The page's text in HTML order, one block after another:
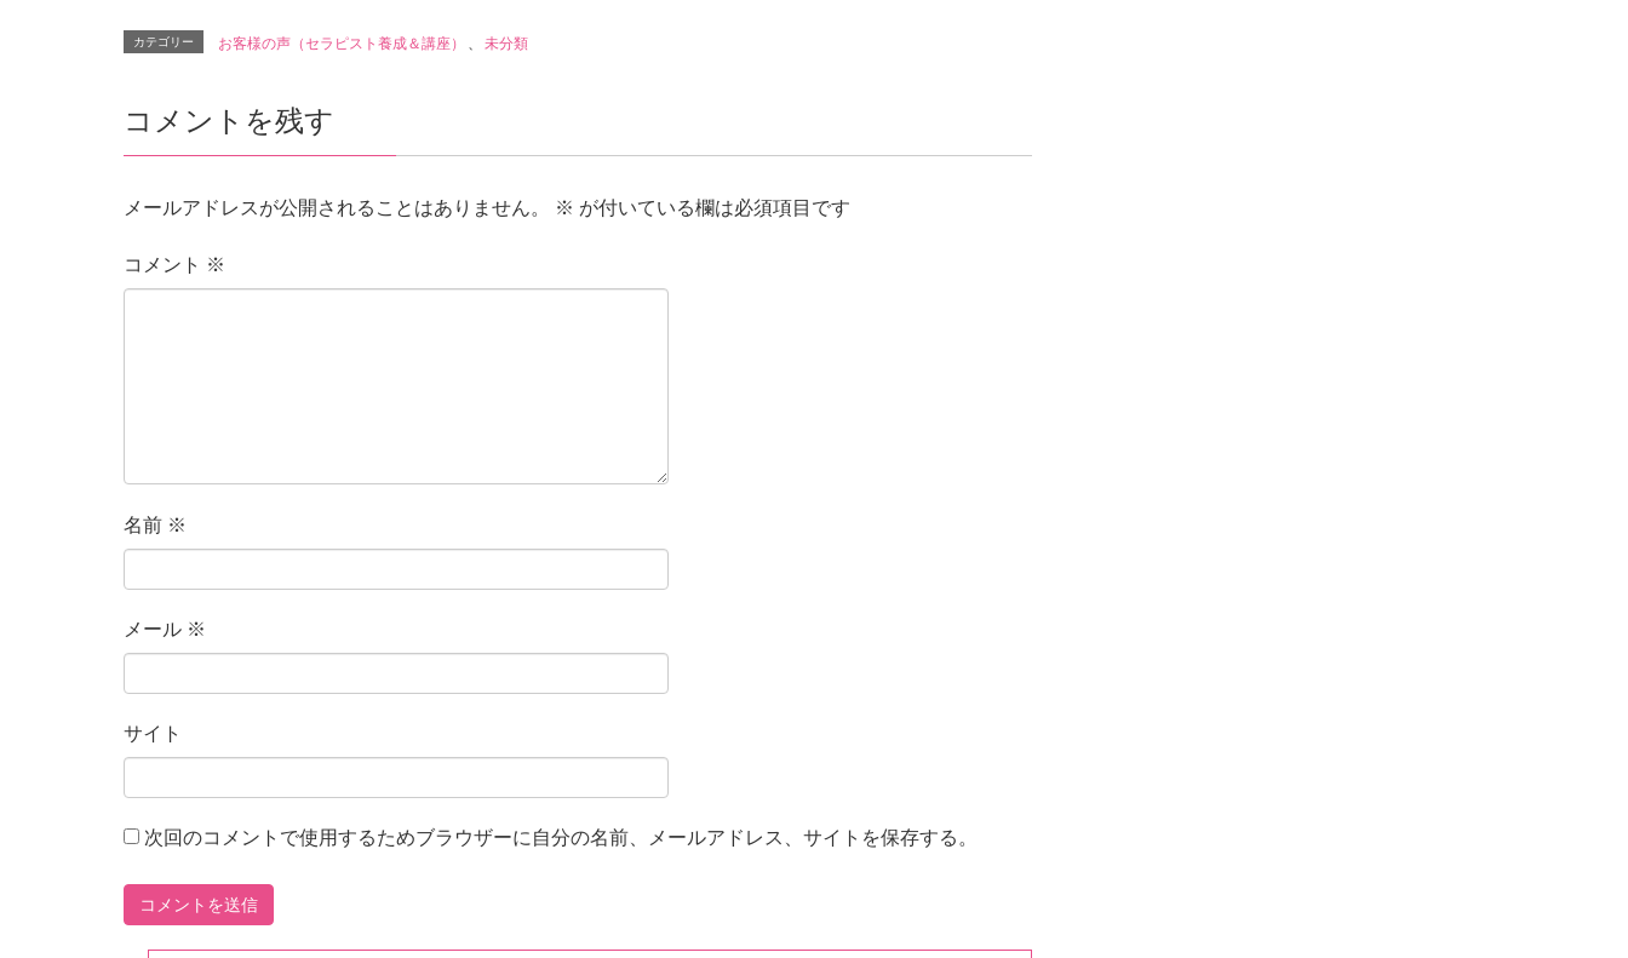
カテゴリー お客様の声（セラピスト養成＆講座） 、 未分類
コメントを残す
メールアドレスが公開されることはありません。 ※ が付いている欄は必須項目です
コメント ※
名前 ※
メール ※
サイト
次回のコメントで使用するためブラウザーに自分の名前、メールアドレス、サイトを保存する。